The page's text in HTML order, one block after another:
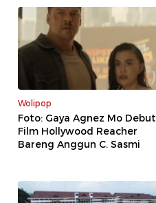
Wolipop
Foto: Gaya Agnez Mo Debut
Film Hollywood Reacher
Bareng Anggun C. Sasmi